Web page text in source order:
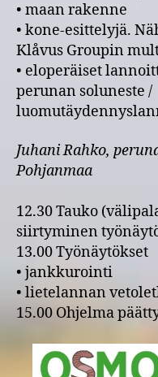
• maan rakenne
• kone-esittelyjä.
Klåvus Groupin
• eloperäiset
perunan soluneste /
Juhani Rahko,
Pohjanmaa
12.30 Tauko
siirtyminen
13.00 Työnäytökset
• jankkurointi
• lietelannan
15.00 Ohjelma